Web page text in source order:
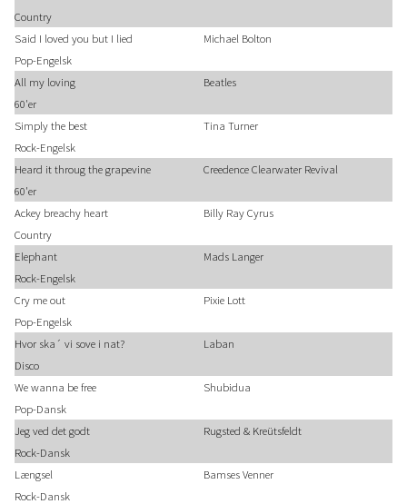
Country
Said I loved you but I lied
Michael Bolton
Pop-Engelsk
All my loving
Beatles
60'er
Simply the best
Tina Turner
Rock-Engelsk
Heard it throug the grapevine
Creedence Clearwater Revival
60'er
Ackey breachy heart
Billy Ray Cyrus
Country
Elephant
Mads Langer
Rock-Engelsk
Cry me out
Pixie Lott
Pop-Engelsk
Hvor ska´ vi sove i nat?
Laban
Disco
We wanna be free
Shubidua
Pop-Dansk
Jeg ved det godt
Rugsted & Kreütsfeldt
Rock-Dansk
Længsel
Bamses Venner
Rock-Dansk